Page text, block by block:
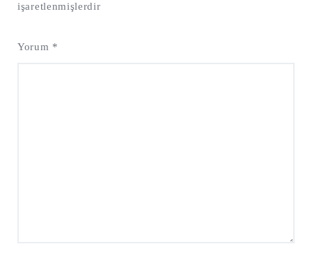
işaretlenmişlerdir
Yorum *